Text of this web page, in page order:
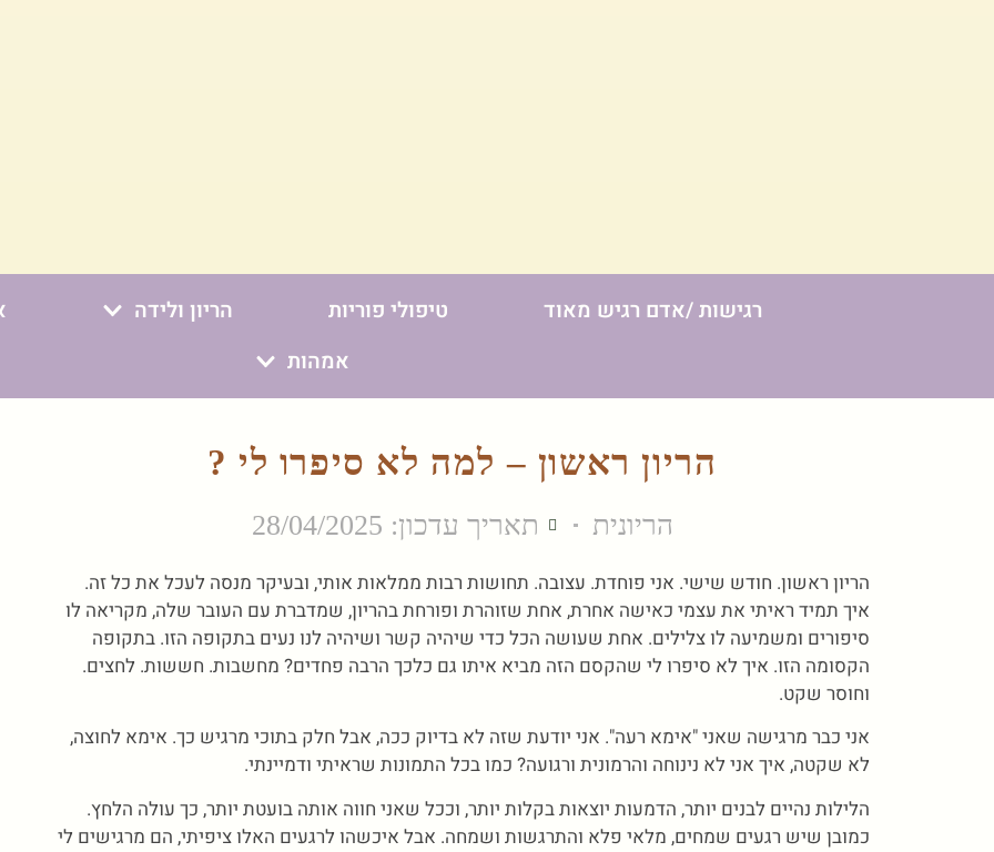
רגישות /אדם רגיש מאוד טיפולי פוריות הריון ולידה
אמהות
הריון ראשון – למה לא סיפרו לי ?
הריונית תאריך עדכון: 28/04/2025
הריון ראשון. חודש שישי. אני פוחדת. עצובה. תחושות רבות ממלאות אותי, ובעיקר מנסה לעכל את כל זה.
איך תמיד ראיתי את עצמי כאישה אחרת, אחת שזוהרת ופורחת בהריון, שמדברת עם העובר שלה, מקריאה לו
סיפורים ומשמיעה לו צלילים. אחת שעושה הכל כדי שיהיה קשר ושיהיה לנו נעים בתקופה הזו. בתקופה
הקסומה הזו. איך לא סיפרו לי שהקסם הזה מביא איתו גם כלכך הרבה פחדים? מחשבות. חששות. לחצים.
וחוסר שקט.
אני כבר מרגישה שאני "אימא רעה". אני יודעת שזה לא בדיוק ככה, אבל חלק בתוכי מרגיש כך. אימא לחוצה,
לא שקטה, איך אני לא נינוחה והרמונית ורגועה? כמו בכל התמונות שראיתי ודמיינתי.
הלילות נהיים לבנים יותר, הדמעות יוצאות בקלות יותר, וככל שאני חווה אותה בועטת יותר, כך עולה הלחץ.
כמובן שיש רגעים שמחים, מלאי פלא והתרגשות ושמחה. אבל איכשהו לרגעים האלו ציפיתי, הם מרגישים לי